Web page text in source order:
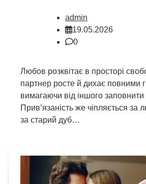
admin
19.05.2026
0
Любов розквітає в просторі
партнер росте й дихає повними
вимагаючи від іншого
Прив’язаність же чіпляється
за старий дуб…